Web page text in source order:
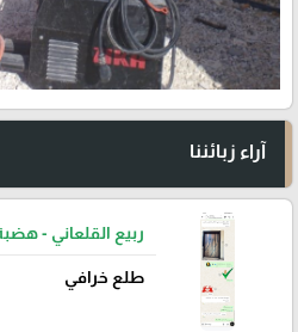
آراء زبائننا
ربيع القلعاني -
طلع خرافي